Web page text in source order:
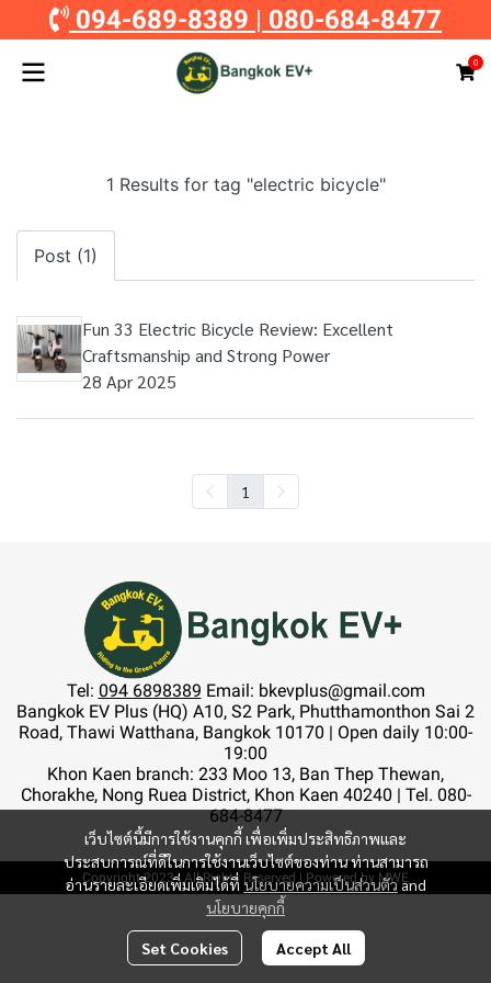
094-689-8389 | 080-684-8477
0
1 Results for tag "electric bicycle"
Post (1)
Fun 33 Electric Bicycle Review: Excellent
Craftsmanship and Strong Power
28 Apr 2025
1
เว็บไซต์นี้มีการใช้งานคุกกี้ เพื่อเพิ่มประสิทธิภาพและ
ประสบการณ์ที่ดีในการใช้งานเว็บไซต์ของท่าน ท่านสามารถ
อ่านรายละเอียดเพิ่มเติมได้ที่ นโยบายความเป็นส่วนตัว and
นโยบายคุกกี้
Set Cookies Accept All
Tel: 094 6898389 Email: bkevplus@gmail.com
Bangkok EV Plus (HQ) A10, S2 Park, Phutthamonthon Sai 2
Road, Thawi Watthana, Bangkok 10170 | Open daily 10:00-
19:00
Khon Kaen branch: 233 Moo 13, Ban Thep Thewan,
Chorakhe, Nong Ruea District, Khon Kaen 40240 | Tel. 080-
684-8477
Copyright 2023 | All Rights Reserved | Powered by MWE